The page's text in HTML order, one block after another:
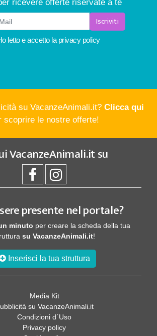
ricevere offerte riservate a te
Iscriviti
letto e accetto laprivacy policy
su VacanzeAnimali.it? Clicca qui
scoprire le nostre offerte!
VacanzeAnimali.itsu
presente nel portale?
minuto per creare la scheda della tua
su VacanzeAnimali.it!
Inserisci la tua struttura
Media Kit
su VacanzeAnimali.it
Condizioni d´Uso
Privacy policy